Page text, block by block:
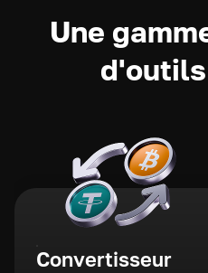
Une
Convertisseur